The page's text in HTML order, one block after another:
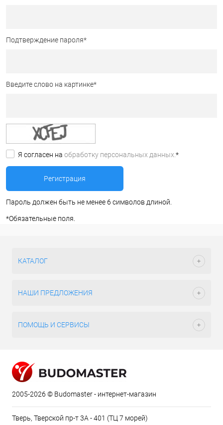
Подтверждение пароля*
Введите слово на картинке*
Я согласен на обработку персональных данных. *
Пароль должен быть не менее 6 символов длиной.
*Обязательные поля.
КАТАЛОГ
НАШИ ПРЕДЛОЖЕНИЯ
ПОМОЩЬ И СЕРВИСЫ
2005-2026 © Budomaster - интернет-магазин
Тверь, Тверской пр-т 3А - 401 (ТЦ 7 морей)